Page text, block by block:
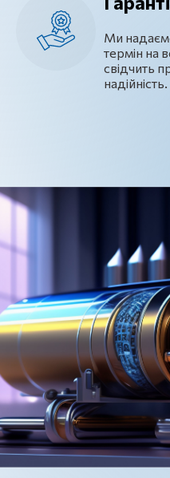
Ми
термін на
свідчить
надійність.